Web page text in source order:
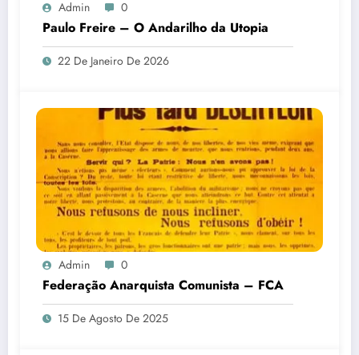
Admin 0
Paulo Freire – O Andarilho da Utopia
22 De Janeiro De 2026
Admin 0
Federação Anarquista Comunista – FCA
15 De Agosto De 2025